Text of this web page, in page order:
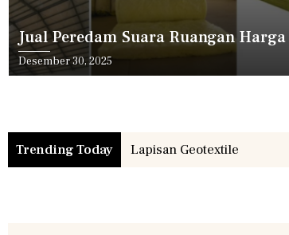
Jual Peredam Suara Ruangan
Desember 30, 2025
Trending Today Harga Geotekstil Separator